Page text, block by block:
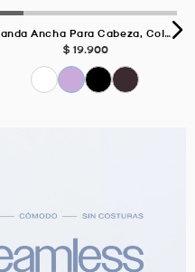
Banda Ancha Para Cabeza, Color Marfil
$ 19.900